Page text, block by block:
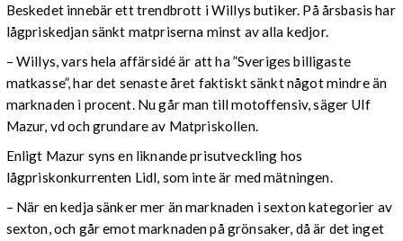
Beskedet innebär ett trendbrott i Willys butiker. På årsbasis har
lågpriskedjan sänkt matpriserna minst av alla kedjor.
– Willys, vars hela affärsidé är att ha ”Sveriges billigaste
matkasse”, har det senaste året faktiskt sänkt något mindre än
marknaden i procent. Nu går man till motoffensiv, säger Ulf
Mazur, vd och grundare av Matpriskollen.
Enligt Mazur syns en liknande prisutveckling hos
lågpriskonkurrenten Lidl, som inte är med mätningen.
– När en kedja sänker mer än marknaden i sexton kategorier av
sexton, och går emot marknaden på grönsaker, då är det inget